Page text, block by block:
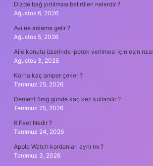
Dizde bağ yırtılması belirtileri nelerdir ?
Ağustos 6, 2026
Avi ne anlama gelir ?
Ağustos 5, 2026
Aile konutu üzerinde ipotek verilmesi için eşin
Ağustos 3, 2026
Korna kaç amper çeker ?
Temmuz 25, 2026
Dement 5mg günde kaç kez kullanılır ?
Temmuz 25, 2026
6 Feet Nedir ?
Temmuz 24, 2026
Apple Watch kordonları aynı mı ?
Temmuz 3, 2026